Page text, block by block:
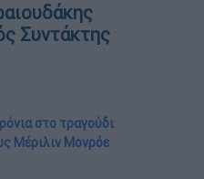
Συντάκτης
στο τραγούδι
Μέριλιν Μονρόε